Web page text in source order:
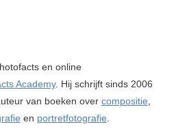
en online
Academy. Hij schrijft sinds 2006
van boeken over compositie,
en portretfotografie.